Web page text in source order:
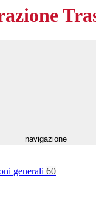
navigazione
generali 60